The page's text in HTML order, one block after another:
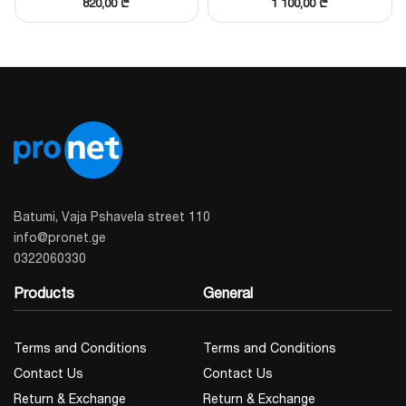
პლატფორმასთან. თქვენ შეგიძლიათ მარტივად
დაუკავშიროთ ჩამწერი თქვენს სმარტფონს ან
პლანშეტს და მსოფლიოს ნებისმიერი
თქვენს ობიექტს, მიიღოთ შეტყობინებები
მოძრაობის დეტექციაზე და გადაახვიოთ
ჩანაწერებ
820,00₾ 1 100,00₾
Batumi, Vaja Pshavela street 110
info@pronet.ge
0322060330
Products
Terms and Conditions
Contact Us
Return & Exchange
General
Terms and Conditions
Contact Us
Return & Exchange